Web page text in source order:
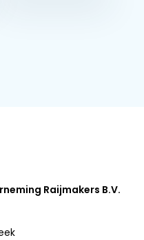
Raijmakers B.V.